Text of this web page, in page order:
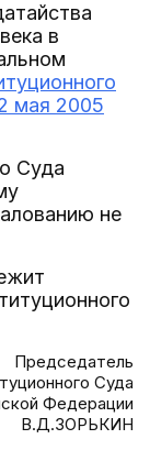
в
мая 2005
Суда
не
Председатель
Суда
Федерации
В.Д.ЗОРЬКИН